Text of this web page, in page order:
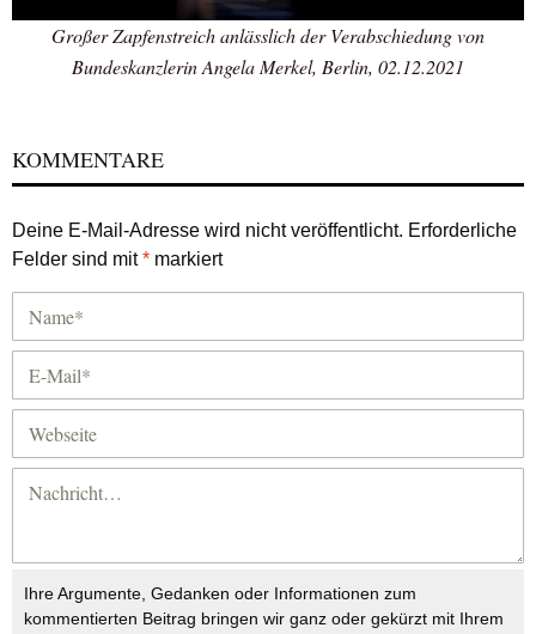
Großer Zapfenstreich anlässlich der Verabschiedung von
Bundeskanzlerin Angela Merkel, Berlin, 02.12.2021
KOMMENTARE
Deine E-Mail-Adresse wird nicht veröffentlicht. Erforderliche
Felder sind mit* markiert
Ihre Argumente, Gedanken oder Informationen zum
kommentierten Beitrag bringen wir ganz oder gekürzt mit Ihrem